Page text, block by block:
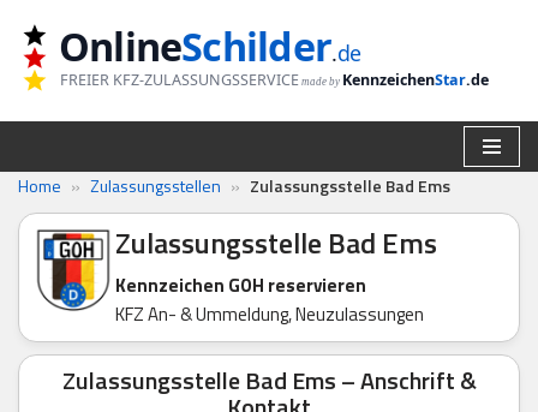
Zum
Inhalt
springen
OnlineSchilder.de
FREIER KFZ-ZULASSUNGSSERVICE made by KennzeichenStar.de
Home » Zulassungsstellen » Zulassungsstelle Bad Ems
Zulassungsstelle Bad Ems
Kennzeichen GOH reservieren
KFZ An- & Ummeldung, Neuzulassungen
Zulassungsstelle Bad Ems – Anschrift &